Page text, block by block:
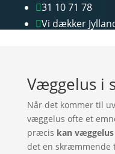
31 10 71 78
Vi dækker
Væggelus i
Når det kommer til
væggelus ofte et
præcis kan
det en skræmmende